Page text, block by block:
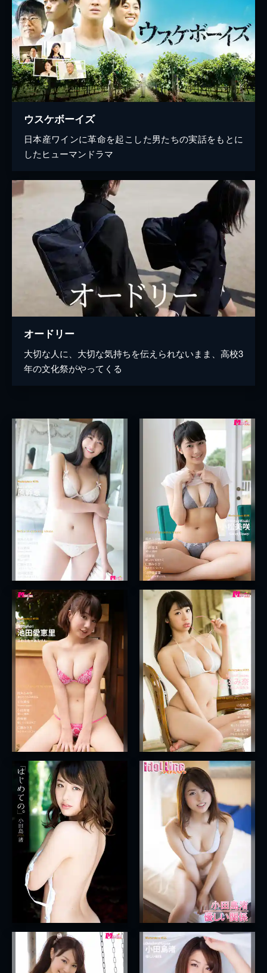
ウスケボーイズ
日本産ワインに革命を起こした男たちの実話をもとに
したヒューマンドラマ
オードリー
大切な人に、大切な気持ちを伝えられないまま、高校3
年の文化祭がやってくる